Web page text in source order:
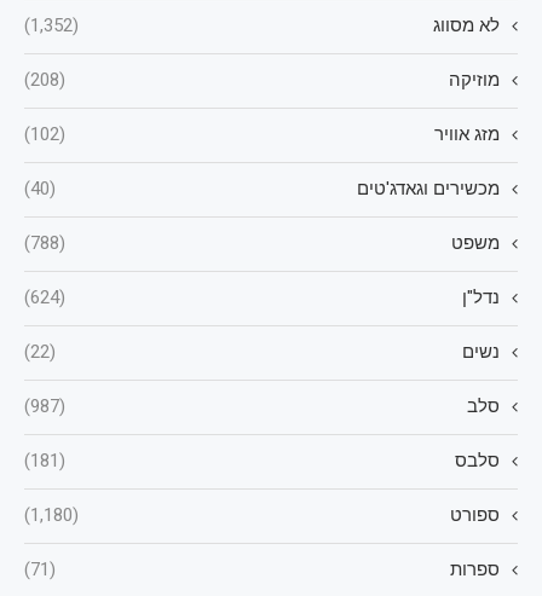
לא מסווג (1,352)
מוזיקה (208)
מזג אוויר (102)
מכשירים וגאדג'טים (40)
משפט (788)
נדל"ן (624)
נשים (22)
סלב (987)
סלבס (181)
ספורט (1,180)
ספרות (71)